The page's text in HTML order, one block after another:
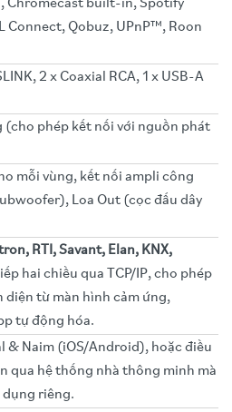
Chromecast built-in, Spotify
Connect, Qobuz, UPnP™, Roon
2 x Coaxial RCA, 1 x USB-A
(cho phép kết nối với nguồn phát
mỗi vùng, kết nối ampli công
Loa Out (cọc đấu dây
RTI, Savant, Elan, KNX,
hai chiều qua TCP/IP, cho phép
diện từ màn hình cảm ứng,
tự động hóa.
& Naim (iOS/Android), hoặc điều
qua hệ thống nhà thông minh mà
dụng riêng.